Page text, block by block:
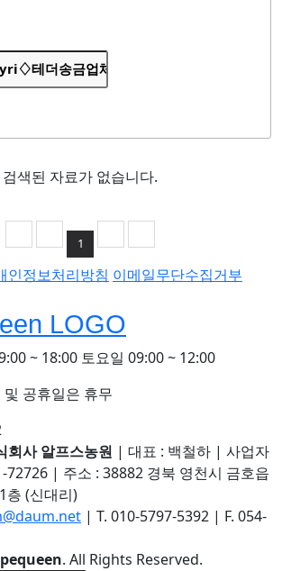
검색된 자료가 없습니다.
1
인정보처리방침 이메일무단수집거부
~ 18:00 토요일 09:00 ~ 12:00
및 공휴일은 휴무
회사 알프스농원 | 대표 : 백철하 | 사업자
72726 | 주소 : 38882 경북 영천시 금호읍
층 (신대리)
| T. 010-5797-5392 | F. 054-
. All Rights Reserved.